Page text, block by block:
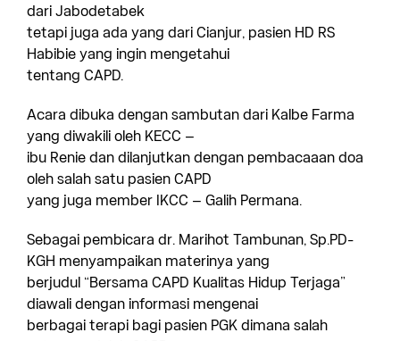
dari Jabodetabek
tetapi juga ada yang dari Cianjur, pasien HD RS
Habibie yang ingin mengetahui
tentang CAPD.
Acara dibuka dengan sambutan dari Kalbe Farma
yang diwakili oleh KECC –
ibu Renie dan dilanjutkan dengan pembacaaan doa
oleh salah satu pasien CAPD
yang juga member IKCC – Galih Permana.
Sebagai pembicara dr. Marihot Tambunan, Sp.PD-
KGH menyampaikan materinya yang
berjudul “Bersama CAPD Kualitas Hidup Terjaga”
diawali dengan informasi mengenai
berbagai terapi bagi pasien PGK dimana salah